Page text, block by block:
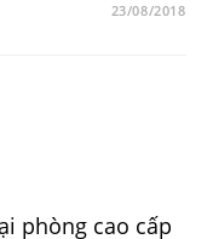
23/08/2018
phòng cao cấp